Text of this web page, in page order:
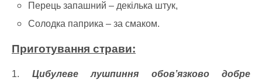
Перець запашний – декілька штук,
Солодка паприка – за смаком.
Приготування страви:
1. Цибулеве лушпиння обов’язково добре